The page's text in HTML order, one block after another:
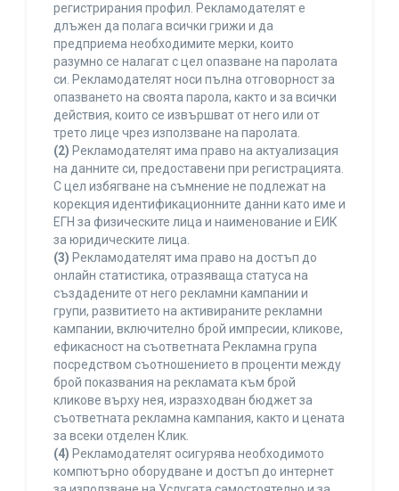
регистрирания профил. Рекламодателят е
длъжен да полага всички грижи и да
предприема необходимите мерки, които
разумно се налагат с цел опазване на паролата
си. Рекламодателят носи пълна отговорност за
опазването на своята парола, както и за всички
действия, които се извършват от него или от
трето лице чрез използване на паролата.
(2) Рекламодателят има право на актуализация
на данните си, предоставени при регистрацията.
С цел избягване на съмнение не подлежат на
корекция идентификационните данни като име и
ЕГН за физическите лица и наименование и ЕИК
за юридическите лица.
(3) Рекламодателят има право на достъп до
онлайн статистика, отразяваща статуса на
създадените от него рекламни кампании и
групи, развитието на активираните рекламни
кампании, включително брой импресии, кликове,
ефикасност на съответната Рекламна група
посредством съотношението в проценти между
брой показвания на рекламата към брой
кликове върху нея, изразходван бюджет за
съответната рекламна кампания, както и цената
за всеки отделен Клик.
(4) Рекламодателят осигурява необходимото
компютърно оборудване и достъп до интернет